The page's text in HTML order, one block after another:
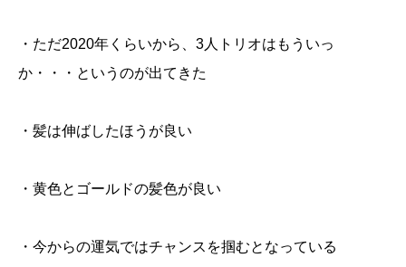
・ただ2020年くらいから、3人トリオはもういっ
か・・・というのが出てきた
・髪は伸ばしたほうが良い
・黄色とゴールドの髪色が良い
・今からの運気ではチャンスを掴むとなっている